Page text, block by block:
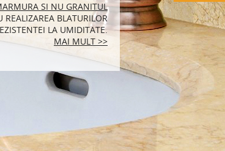
SI NU GRANITUL
REALIZAREA BLATURILOR
LA UMIDITATE.
MAI MULT >>
PENTRU LOCUINTA TA
FOARTE ELEGANTE SI
PRACTICE.MAI MULT >>